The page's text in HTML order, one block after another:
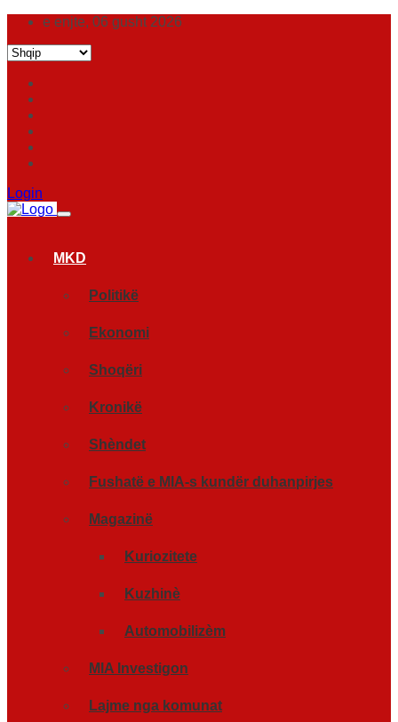
e enjte, 06 gusht 2026
Login
MKD
Politikë
Ekonomi
Shoqëri
Kronikë
Shèndet
Fushatë e MIA-s kundër duhanpirjes
Magazinë
Kuriozitete
Kuzhinè
Automobilizèm
MIA Investigon
Lajme nga komunat